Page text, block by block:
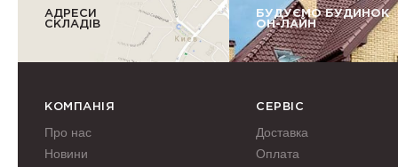
АДРЕСИ
СКЛАДІВ
БУДУЄМО БУДИНОК
ОН-ЛАЙН
КОМПАНІЯ
Про нас
Новини
СЕРВІС
Доставка
Оплата